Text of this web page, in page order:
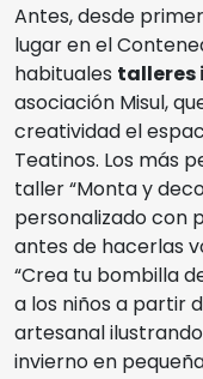
Antes, desde
lugar en el
habituales talleres
asociación Misul,
creatividad el
Teatinos. Los más
taller “Monta y
personalizado con
antes de hacerlas
“Crea tu bombilla
a los niños a partir
artesanal
invierno en